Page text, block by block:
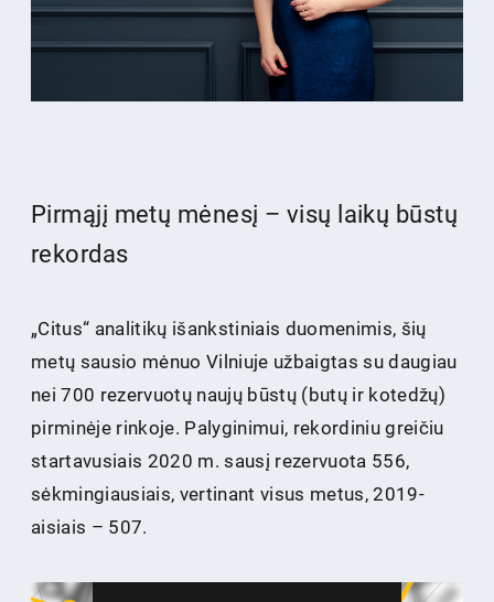
Pirmąjį metų mėnesį – visų laikų būstų
rekordas
„Citus“ analitikų išankstiniais duomenimis, šių
metų sausio mėnuo Vilniuje užbaigtas su daugiau
nei 700 rezervuotų naujų būstų (butų ir kotedžų)
pirminėje rinkoje. Palyginimui, rekordiniu greičiu
startavusiais 2020 m. sausį rezervuota 556,
sėkmingiausiais, vertinant visus metus, 2019-
aisiais – 507.